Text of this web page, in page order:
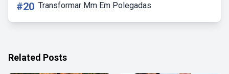
#20 Transformar Mm Em Polegadas
Related Posts